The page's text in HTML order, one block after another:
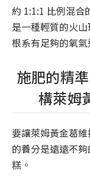
約 1:1:1 比例混合
是一種輕質的火
根系有足夠的氧氣
施肥的精
構萊姆
要讓萊姆黃金葛
的養分是遠遠不
糕。